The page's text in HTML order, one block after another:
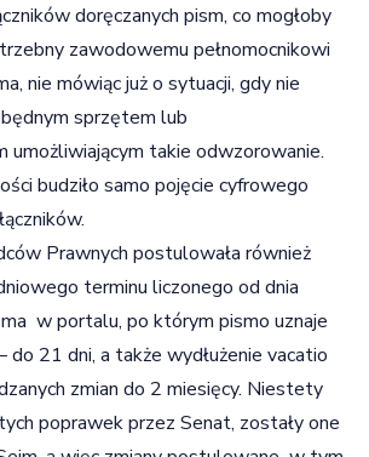
doręczanych pism, co mogłoby
zawodowemu pełnomocnikowi
nie mówiąc już o sytuacji, gdy nie
sprzętem lub
umożliwiającym takie odwzorowanie.
budziło samo pojęcie cyfrowego
Prawnych postulowała również
terminu liczonego od dnia
w portalu, po którym pismo uznaje
do 21 dni, a także wydłużenie vacatio
zmian do 2 miesięcy. Niestety
poprawek przez Senat, zostały one